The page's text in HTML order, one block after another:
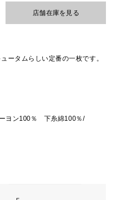
店舗在庫を見る
ータムらしい定番の一枚です。
ヨン100％ 下糸綿100％/